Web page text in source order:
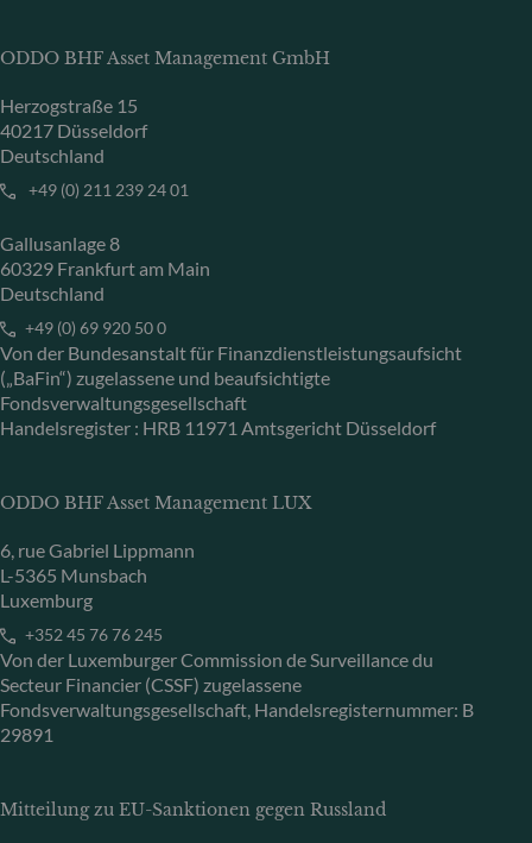
ODDO BHF Asset Management GmbH
Herzogstraße 15
40217 Düsseldorf
Deutschland
+49 (0) 211 239 24 01
Gallusanlage 8
60329 Frankfurt am Main
Deutschland
+49 (0) 69 920 50 0
Von der Bundesanstalt für Finanzdienstleistungsaufsicht
(„BaFin“) zugelassene und beaufsichtigte
Fondsverwaltungsgesellschaft
Handelsregister : HRB 11971 Amtsgericht Düsseldorf
ODDO BHF Asset Management LUX
6, rue Gabriel Lippmann
L-5365 Munsbach
Luxemburg
+352 45 76 76 245
Von der Luxemburger Commission de Surveillance du
Secteur Financier (CSSF) zugelassene
Fondsverwaltungsgesellschaft, Handelsregisternummer: B
29891
Mitteilung zu EU-Sanktionen gegen Russland